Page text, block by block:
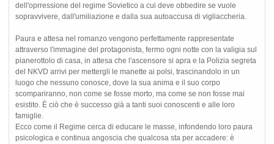
dell'oprressione del regime Sovietico a cui deve obbedire se vuole
sopravvivere, dall'umiliazione e dalla sua autoaccusa di vigliaccheria.
Paura e attesa nel romanzo vengono perfettamente rappresentate
attraverso l'immagine del protagonista, fermo ogni notte con la valigia sul
pianerottolo di casa, in attesa che l'ascensore si apra e la Polizia segreta
del NKVD arrivi per mettergli le manette ai polsi, trascinandolo in un
luogo che nessuno conosce, dove la sua anima e il suo corpo
scompariranno, non come se fosse morto, ma come se non fosse mai
esistito. È ciò che è successo già a tanti suoi conoscenti e alle loro
famiglie.
Ecco come il Regime cerca di educare le masse, infondendo loro paura
psicologica e continua angoscia che qualcosa sta per accadere: è